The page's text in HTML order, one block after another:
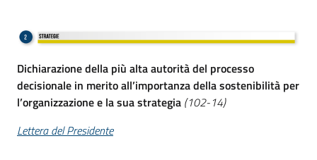
Dichiarazione della più alta autorità del processo
decisionale in merito all’importanza della sostenibilità per
l’organizzazione e la sua strategia (102-14)
Lettera del Presidente